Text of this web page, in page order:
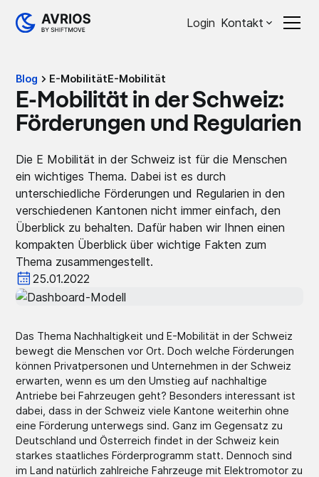
Login Kontakt
Blog E-MobilitätE-Mobilität
E-Mobilität in der Schweiz:
Förderungen und Regularien
Die E Mobilität in der Schweiz ist für die Menschen
ein wichtiges Thema. Dabei ist es durch
unterschiedliche Förderungen und Regularien in den
verschiedenen Kantonen nicht immer einfach, den
Überblick zu behalten. Dafür haben wir Ihnen einen
kompakten Überblick über wichtige Fakten zum
Thema zusammengestellt.
25.01.2022
Das Thema Nachhaltigkeit und E-Mobilität in der Schweiz
bewegt die Menschen vor Ort. Doch welche Förderungen
können Privatpersonen und Unternehmen in der Schweiz
erwarten, wenn es um den Umstieg auf nachhaltige
Antriebe bei Fahrzeugen geht? Besonders interessant ist
dabei, dass in der Schweiz viele Kantone weiterhin ohne
eine Förderung unterwegs sind. Ganz im Gegensatz zu
Deutschland und Österreich findet in der Schweiz kein
starkes staatliches Förderprogramm statt. Dennoch sind
im Land natürlich zahlreiche Fahrzeuge mit Elektromotor zu